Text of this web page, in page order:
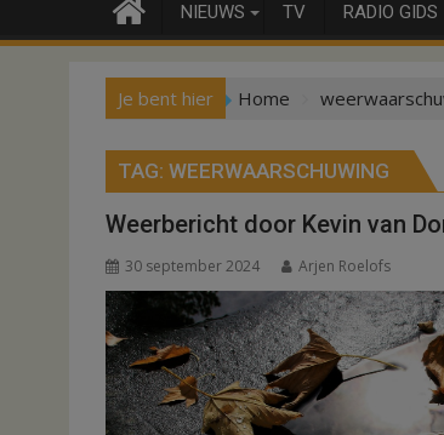
NIEUWS TV RADIO GIDS
Je bent hier Home
TAG: WEERWAARSCHUWING
Weerbericht door Kevin van
30 september 2024 Arjen Roelofs